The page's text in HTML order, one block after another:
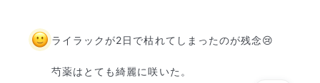
ライラックが2日で枯れてしまったのが残念😢
芍薬はとても綺麗に咲いた。